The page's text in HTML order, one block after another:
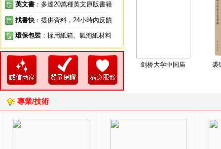
英文書 ：多達20萬種英文原版書籍
找書快 ：提供資料，24小時內反饋
環保包裝 ：採用紙箱、氣泡紙材料
剑桥大学中国庙 裘
專業/技術